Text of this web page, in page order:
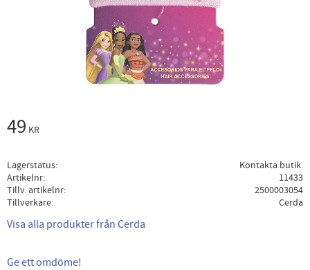
49 KR
Lagerstatus
Kontakta butik.
Artikelnr
11433
Tillv. artikelnr
2500003054
Tillverkare
Cerda
Visa alla produkter från Cerda
Ge ett omdöme!